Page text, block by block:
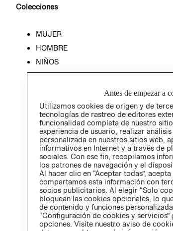
Colecciones
MUJER
HOMBRE
NIÑOS
HOME
Antes de empezar a
Utilizamos cookies de origen y de
tecnologías de rastreo de editores
funcionalidad completa de nuestro
experiencia de usuario, realizar
personalizada en nuestros sitios web,
informativos en Internet y a través de
sociales. Con ese fin, recopilamos
los patrones de navegación y el
Al hacer clic en “Aceptar todas”,
compartamos esta información con
socios publicitarios. Al elegir “Solo
bloquean las cookies opcionales, lo
de contenido y funciones
“Configuración de cookies y servicios”
opciones. Visite nuestro aviso de